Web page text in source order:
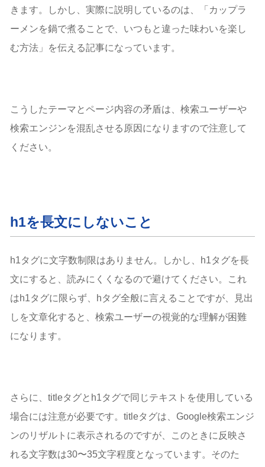
きます。しかし、実際に説明しているのは、「カップラ
ーメンを鍋で煮ることで、いつもと違った味わいを楽し
む方法」を伝える記事になっています。
こうしたテーマとページ内容の矛盾は、検索ユーザーや
検索エンジンを混乱させる原因になりますので注意して
ください。
h1を長文にしないこと
h1タグに文字数制限はありません。しかし、h1タグを長
文にすると、読みにくくなるので避けてください。これ
はh1タグに限らず、hタグ全般に言えることですが、見出
しを文章化すると、検索ユーザーの視覚的な理解が困難
になります。
さらに、titleタグとh1タグで同じテキストを使用している
場合には注意が必要です。titleタグは、Google検索エンジ
ンのリザルトに表示されるのですが、このときに反映さ
れる文字数は30〜35文字程度となっています。そのた